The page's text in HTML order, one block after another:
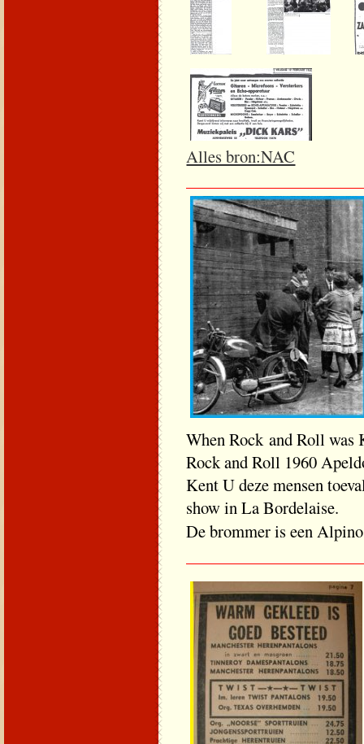
Alles bron:NAC
When Rock and
Rock and Roll 1960
Kent U deze
show in La Bordelaise.
De brommer is een